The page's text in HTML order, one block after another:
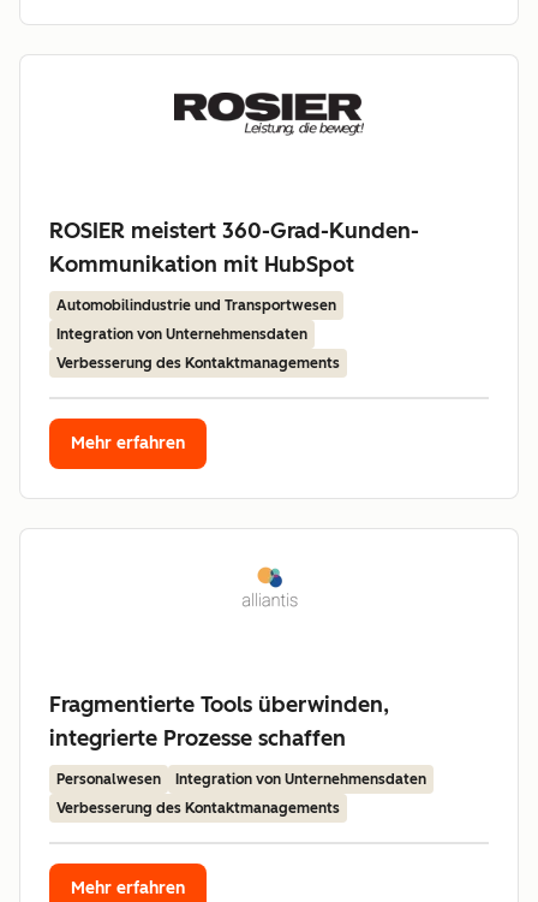
ROSIER meistert 360-Grad-Kunden-
Kommunikation mit HubSpot
Automobilindustrie und Transportwesen
Integration von Unternehmensdaten
Verbesserung des Kontaktmanagements
Mehr erfahren
Fragmentierte Tools überwinden,
integrierte Prozesse schaffen
Personalwesen
Integration von Unternehmensdaten
Verbesserung des Kontaktmanagements
Mehr erfahren